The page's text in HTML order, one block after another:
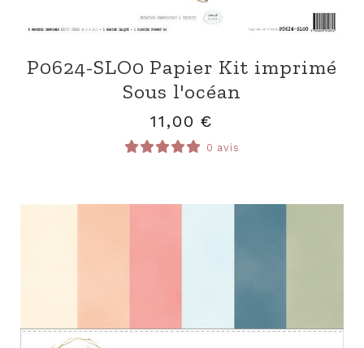
P0624-SLO0 Papier Kit imprimé
Sous l'océan
11,00 €
0 avis